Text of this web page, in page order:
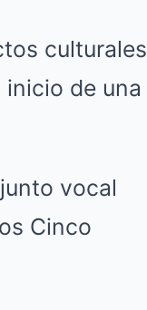
culturales
de una
vocal
Cinco